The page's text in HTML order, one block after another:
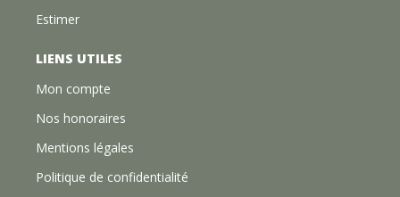
Estimer
LIENS UTILES
Mon compte
Nos honoraires
Mentions légales
Politique de confidentialité